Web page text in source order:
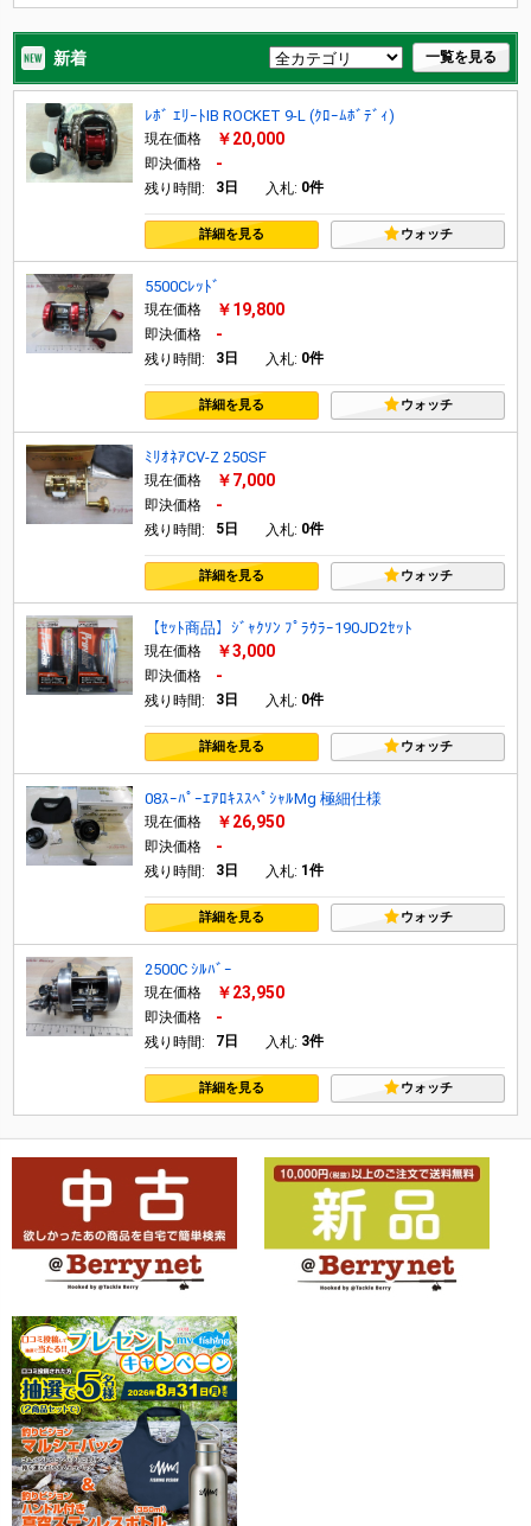
新着 一覧を見る
ﾚﾎﾞ ｴﾘｰﾄIB ROCKET 9-L (ｸﾛｰﾑﾎﾞﾃﾞｨ)
現在価格 ￥20,000
即決価格 -
残り時間: 3日 入札: 0件
詳細を見る ウォッチ
5500Cﾚｯﾄﾞ
現在価格 ￥19,800
即決価格 -
残り時間: 3日 入札: 0件
詳細を見る ウォッチ
ﾐﾘｵﾈｱCV-Z 250SF
現在価格 ￥7,000
即決価格 -
残り時間: 5日 入札: 0件
詳細を見る ウォッチ
【ｾｯﾄ商品】ｼﾞｬｸｿﾝ ﾌﾟﾗｳﾗｰ190JD2ｾｯﾄ
現在価格 ￥3,000
即決価格 -
残り時間: 3日 入札: 0件
詳細を見る ウォッチ
08ｽｰﾊﾟｰｴｱﾛｷｽｽﾍﾟｼｬﾙMg 極細仕様
現在価格 ￥26,950
即決価格 -
残り時間: 3日 入札: 1件
詳細を見る ウォッチ
2500C ｼﾙﾊﾞｰ
現在価格 ￥23,950
即決価格 -
残り時間: 7日 入札: 3件
詳細を見る ウォッチ